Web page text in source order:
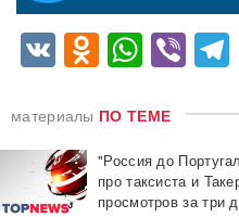
VK
материалы ПО ТЕМЕ
"Россия до
про таксиста и
просмотров за три